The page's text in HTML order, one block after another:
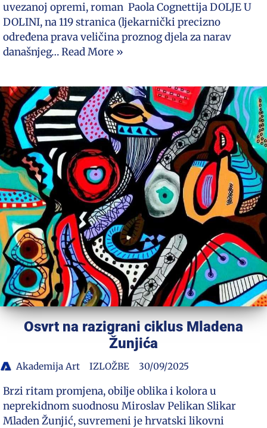
uvezanoj opremi, roman Paola Cognettija DOLJE U
DOLINI, na 119 stranica (ljekarnički precizno
određena prava veličina proznog djela za narav
današnjeg…Read More »
Osvrt na razigrani ciklus Mladena
Žunjića
Akademija Art IZLOŽBE 30/09/2025
Brzi ritam promjena, obilje oblika i kolora u
neprekidnom suodnosu Miroslav Pelikan Slikar
Mladen Žunjić, suvremeni je hrvatski likovni